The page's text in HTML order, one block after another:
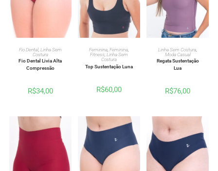
VER OPÇÕES
Fio Dental, Linha Sem
Costura
Fio Dental Livia Alta
Compressão
R$34,00
VER OPÇÕES
Feminina, Feminina,
Fitness, Linha Sem
Costura
Top Sustentação Luna
R$60,00
VER OPÇÕES
Linha Sem Costura
Moda Casual
Regata Sustentação
Lua
R$76,00